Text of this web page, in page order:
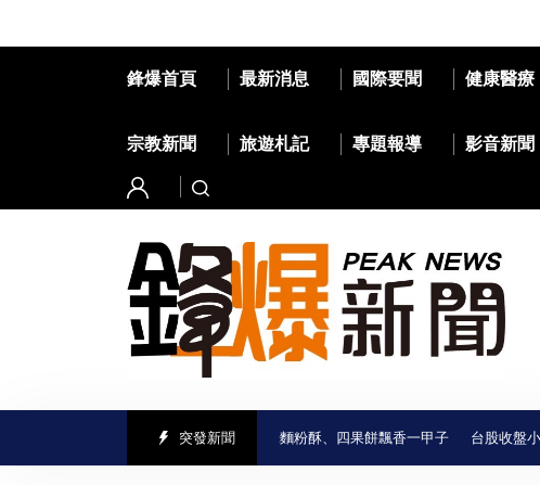
鋒爆首頁 最新消息 國際要聞 健康醫療
宗教新聞 旅遊札記 專題報導 影音新聞
突發新聞
走進喜樹老街 義美香餅舖古早味麵粉酥、四果餅飄香一甲子 台股收盤小跌170點